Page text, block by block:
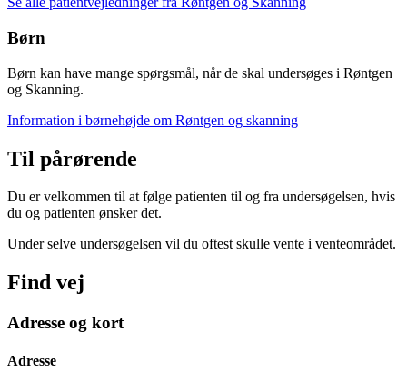
Børn
Børn kan have mange spørgsmål, når de skal undersøges i Røntgen
og Skanning.
Information i børnehøjde om Røntgen og skanning
Til pårørende
Du er velkommen til at følge patienten til og fra undersøgelsen, hvis
du og patienten ønsker det.
Under selve undersøgelsen vil du oftest skulle vente i venteområdet.
Find vej
Adresse og kort
Adresse